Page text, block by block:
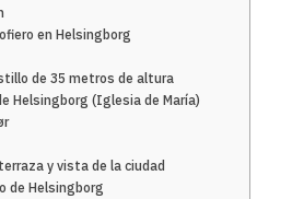
en Helsingborg
de 35 metros de altura
Helsingborg (Iglesia de María)
y vista de la ciudad
de Helsingborg